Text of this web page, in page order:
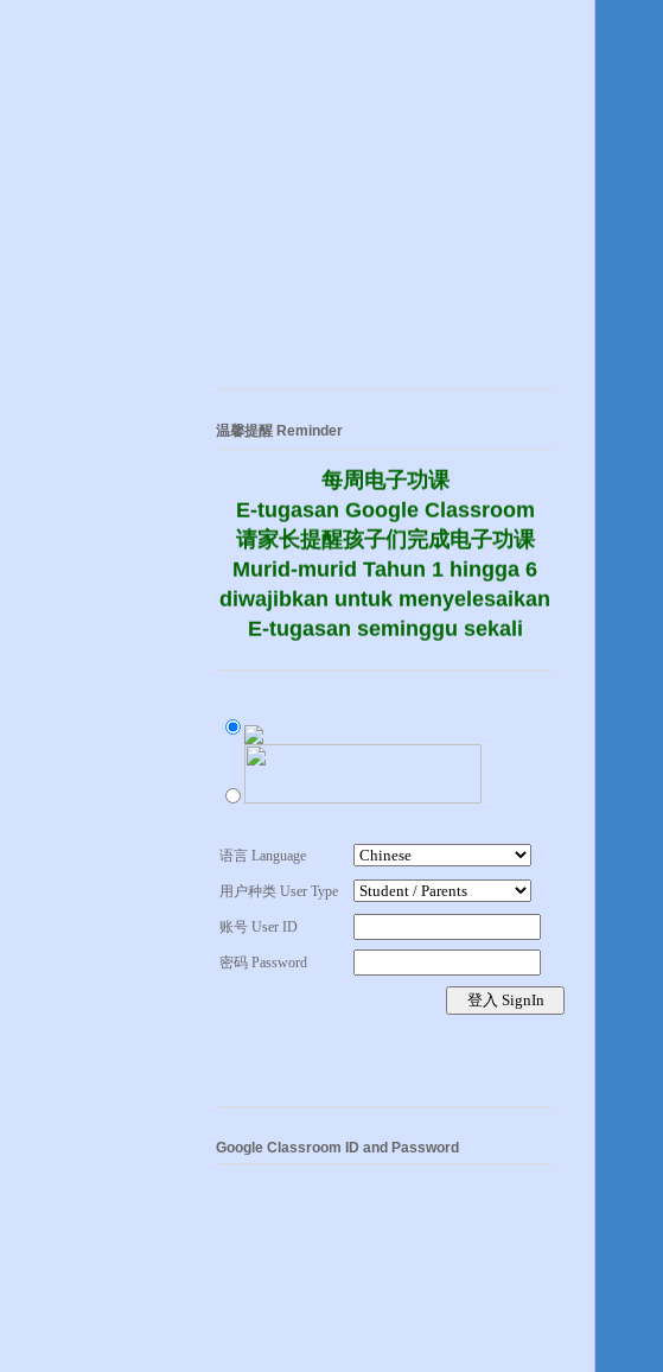
温馨提醒 Reminder
每周电子功课
E-tugasan Google Classroom
请家长提醒孩子们完成电子功课
Murid-murid Tahun 1 hingga 6
diwajibkan untuk menyelesaikan
E-tugasan seminggu sekali
语言 Language
用户种类 User Type
账号 User ID
密码 Password
Google Classroom ID and Password